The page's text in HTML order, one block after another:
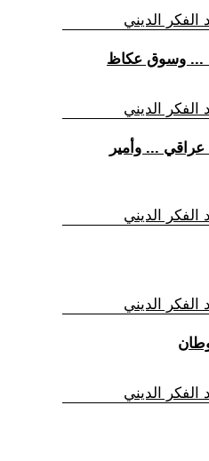
الفكر الديني
الفكر الديني
عراقي ... وأمير
الفكر الديني
الفكر الديني
الفكر الديني